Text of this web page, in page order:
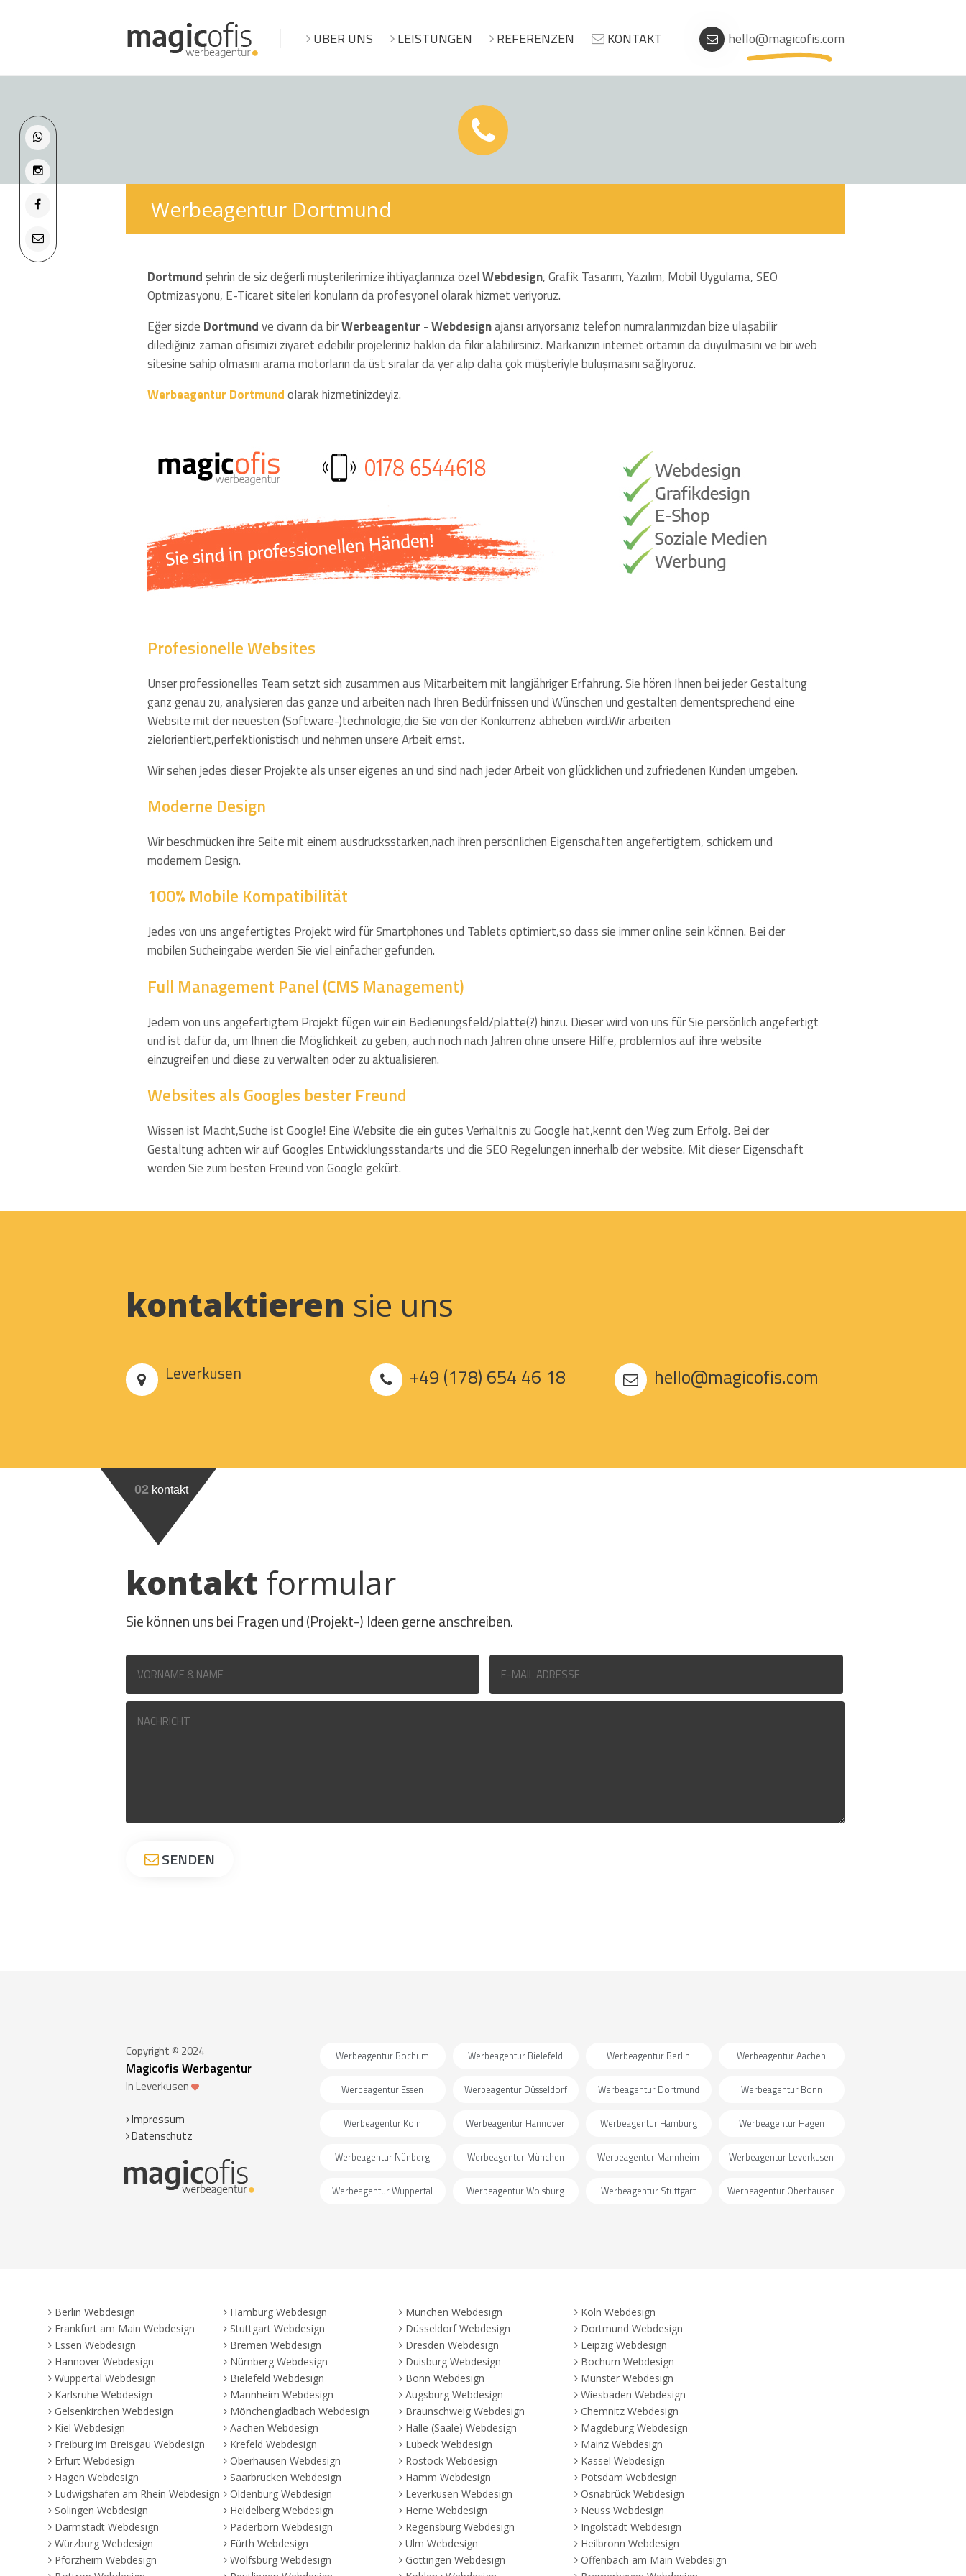
UBER UNS LEISTUNGEN REFERENZEN KONTAKT hello@magicofis.com
Werbeagentur Dortmund
Dortmundşehrin de siz değerli müşterilerimize ihtiyaçlarınıza özelWebdesign, Grafik Tasarım, Yazılım, Mobil Uygulama, SEO
Optmizasyonu, E-Ticaret siteleri konuların da profesyonel olarak hizmet veriyoruz.
Eğer sizde Dortmundve civarın da birWerbeagentur -Webdesignajansı arıyorsanız telefon numralarımızdan bize ulaşabilir
dilediğiniz zaman ofisimizi ziyaret edebilir projeleriniz hakkın da fikir alabilirsiniz. Markanızın internet ortamın da duyulmasını ve bir web
sitesine sahip olmasını arama motorların da üst sıralar da yer alıp daha çok müşteriyle buluşmasını sağlıyoruz.
Werbeagentur Dortmundolarak hizmetinizdeyiz.
Profesionelle Websites
Unser professionelles Team setzt sich zusammen aus Mitarbeitern mit langjähriger Erfahrung. Sie hören Ihnen bei jeder Gestaltung
ganz genau zu, analysieren das ganze und arbeiten nach Ihren Bedürfnissen und Wünschen und gestalten dementsprechend eine
Website mit der neuesten (Software-)technologie,die Sie von der Konkurrenz abheben wird.Wir arbeiten
zielorientiert,perfektionistisch und nehmen unsere Arbeit ernst.
Wir sehen jedes dieser Projekte als unser eigenes an und sind nach jeder Arbeit von glücklichen und zufriedenen Kunden umgeben.
Moderne Design
Wir beschmücken ihre Seite mit einem ausdrucksstarken,nach ihren persönlichen Eigenschaften angefertigtem, schickem und
modernem Design.
100% Mobile Kompatibilität
Jedes von uns angefertigtes Projekt wird für Smartphones und Tablets optimiert,so dass sie immer online sein können. Bei der
mobilen Sucheingabe werden Sie viel einfacher gefunden.
Full Management Panel (CMS Management)
Jedem von uns angefertigtem Projekt fügen wir ein Bedienungsfeld/platte(?) hinzu. Dieser wird von uns für Sie persönlich angefertigt
und ist dafür da, um Ihnen die Möglichkeit zu geben, auch noch nach Jahren ohne unsere Hilfe, problemlos auf ihre website
einzugreifen und diese zu verwalten oder zu aktualisieren.
Websites als Googles bester Freund
Wissen ist Macht,Suche ist Google! Eine Website die ein gutes Verhältnis zu Google hat,kennt den Weg zum Erfolg. Bei der
Gestaltung achten wir auf Googles Entwicklungsstandarts und die SEO Regelungen innerhalb der website. Mit dieser Eigenschaft
werden Sie zum besten Freund von Google gekürt.
kontaktieren sie uns
Leverkusen +49 (178) 654 46 18 hello@magicofis.com
02kontakt
kontakt formular
Sie können uns bei Fragen und (Projekt-) Ideen gerne anschreiben.
SENDEN
Copyright © 2024
Magicofis Werbagentur
In Leverkusen
Impressum
Datenschutz
Werbeagentur Aachen
Werbeagentur Berlin
Werbeagentur Bielefeld
Werbeagentur Bochum
Werbeagentur Bonn
Werbeagentur Dortmund
Werbeagentur Düsseldorf
Werbeagentur Essen
Werbeagentur Hagen
Werbeagentur Hamburg
Werbeagentur Hannover
Werbeagentur Köln
Werbeagentur Leverkusen
Werbeagentur Mannheim
Werbeagentur München
Werbeagentur Nünberg
Werbeagentur Oberhausen
Werbeagentur Stuttgart
Werbeagentur Wolsburg
Werbeagentur Wuppertal
Berlin Webdesign Hamburg Webdesign München Webdesign
Köln Webdesign
Frankfurt am Main Webdesign
Stuttgart Webdesign Düsseldorf Webdesign
Dortmund Webdesign
Essen Webdesign
Bremen Webdesign Dresden Webdesign
Leipzig Webdesign
Hannover Webdesign
Nürnberg Webdesign Duisburg Webdesign
Bochum Webdesign
Wuppertal Webdesign
Bielefeld Webdesign Bonn Webdesign
Münster Webdesign
Karlsruhe Webdesign
Mannheim Webdesign Augsburg Webdesign
Wiesbaden Webdesign
Gelsenkirchen Webdesign
Mönchengladbach Webdesign Braunschweig Webdesign
Chemnitz Webdesign
Kiel Webdesign
Aachen Webdesign Halle (Saale) Webdesign
Magdeburg Webdesign
Freiburg im Breisgau Webdesign
Krefeld Webdesign Lübeck Webdesign
Mainz Webdesign
Erfurt Webdesign
Oberhausen Webdesign Rostock Webdesign
Kassel Webdesign
Hagen Webdesign
Saarbrücken Webdesign Hamm Webdesign
Potsdam Webdesign
Ludwigshafen am Rhein Webdesign
Oldenburg Webdesign Leverkusen Webdesign
Osnabrück Webdesign
Solingen Webdesign
Heidelberg Webdesign Herne Webdesign
Neuss Webdesign
Darmstadt Webdesign
Paderborn Webdesign Regensburg Webdesign
Ingolstadt Webdesign
Würzburg Webdesign
Fürth Webdesign Ulm Webdesign
Heilbronn Webdesign
Pforzheim Webdesign
Wolfsburg Webdesign Göttingen Webdesign
Offenbach am Main Webdesign